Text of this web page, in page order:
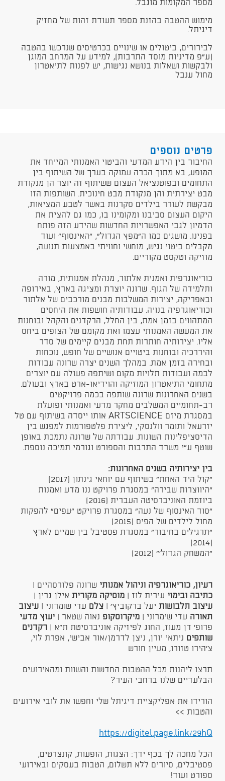
מספר המקומות מוגבל.
מימוש ההטבה בהזנת מספר תעודת זהות של מחזיק
דיגיתל.
לבירורים, ביטולים או שינויים בכרטיסים שנרכשו בהטבה
(ע"פ מדיניות מוסד התרבות), למידע על המרחב המוגן
ולבקשות ושאלות בנושא נגישות, יש לפנות לתיאטרון
מחול ענבל
פרטים נוספים
החיבור בין הידע המדעי והביטוי האמנותי המייחד את
המופע, בא מתוך הכרה עמוקה בערך של השיתוף בין
התחומים ובפוטנציאל העצום ששיתוף זה יוצר הן מנקודת
מבט יצירתית והן מנקודת מבט חינוכית. השותפות הזו
מבקשת לעורר בילדים סקרנות באשר לטבע המציאות,
היקום העצום סביבנו ומקומינו בו, כמו גם להצית את
הדמיון לגבי האפשרויות החדשות שהידע הזה פותח
בפנינו. מושגים כמו ה"מפץ הגדול", "האינסוף" ועוד
מקבלים ביטוי נגיש, מוחשי וחוויתי באמצעות תנועה,
מוזיקה וטקסט מקוריים.
כוריאוגרפית ואמנית אלתור, מנהלת אמנותית, מורה
ותלמידה של הגוף. שרונה יוצרת ומציגה בארץ, באירופה
ובאפריקה, יצירות המשלבות מבנים מורכבים של אלתור
וכוריאוגרפיה בנויה. עבודותיה חושפות את היחסים
המתהווים בזמן אמת, בין החלל, הרקדנים והקהל ובוחנות
את המעשה האמנותי עצמו ואת מקומם של הצופים ביחס
אליו. יצירותיה חותרות תחת מבנים קיימים של סדר
והיררכיה ובוחנות ביטויים אנושיים של חופש, נוכחות
ובחירה בזמן אמת. במהלך השנים יצרה שרונה עבודות
לבמה ועבודות תלויות מקום ושיתפה פעולה עם יוצרים
מתחומי התיאטרון המוזיקה והוידיאו-ארט בארץ ובעולם.
בשנים האחרונות שרונה שותפה בכמה פרויקטים
רב-תחומיים המשלבים מחקר מדעי ואמנותי ופועלת
במסגרת מיזם ARTSCIENCE אותו ייסדה בשיתוף עם טל
יזרעאל ותומר וולנסקי, ליצירת פלטפורמות למפגש בין
הדיסציפלינות השונות. עבודתה של שרונה נתמכת באופן
שוטף ע"י משרד התרבות והספורט וגורמי תמיכה נוספת.
בין יצירותיה בשנים האחרונות:
"קול היד האחת" בשיתוף עם יוחאי גינתון (2017)
"היווצרות שבירה" במסגרת פרויקט ננו מדע ואמנות
ביוזמת האוניברסיטה העברית (2016)
"סוד האינסוף של נעה" במסגרת פרויקט "עפים" להפקות
מחול לילדים של הפיס (2015)
"תרגילים בחיבור" במסגרת פסטיבל בין שמיים לארץ
(2014)
"המשחק הגדול'" (2012)
רעיון, כוריאוגרפיה וניהול אמנותי שרונה פלורסהיים |
כתיבה ובימוי עירית לוז | מוסיקה מקורית אילן גרין |
עיצוב תלבושות יעל ברקוביץ' | צלם עדי שומרוני | עיצוב
תאורה עדי שימרוני | מיקרוסקופ נאוה שטאר | יעוץ מדעי
פרופ' דן מעוז, החוג לפיזיקה אוניברסיטת ת"א | רקדנים
שותפים ניתאי יורן, ניצן לדרמן/אור אבישי, אפרת לוי,
צ'הירו טזורו, מעיין חורש
תרצו ליהנות מכל ההטבות החדשות והשוות ומהאירועים
הבלעדיים שלנו ברחבי העיר?
הורידו את אפליקציית דיגיתל שלי וחפשו את לובי אירועים
והטבות >>
https://digitel.page.link/29hQ​​
הכל מחכה לך בכף ידך: הצגות, הופעות, קונצרטים,
פסטיבלים, סיורים ללא תשלום, הטבות בעסקים ובאירועי
ספורט ועוד!